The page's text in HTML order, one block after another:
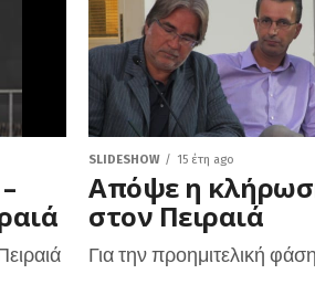
SLIDESHOW 15 έτη ago
Απόψε η
στον Πειραιά
Για την προημιτελική φάση